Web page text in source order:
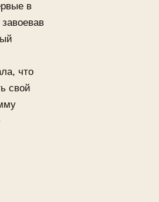
в
что
свой